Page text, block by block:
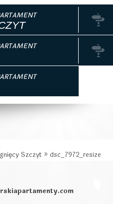
Szczyt » dsc_7972_resize